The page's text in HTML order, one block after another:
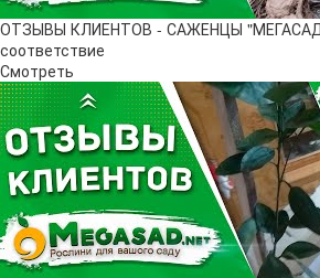
ОТЗЫВЫ КЛИЕНТОВ - САЖЕНЦЫ
соответствие
Смотреть